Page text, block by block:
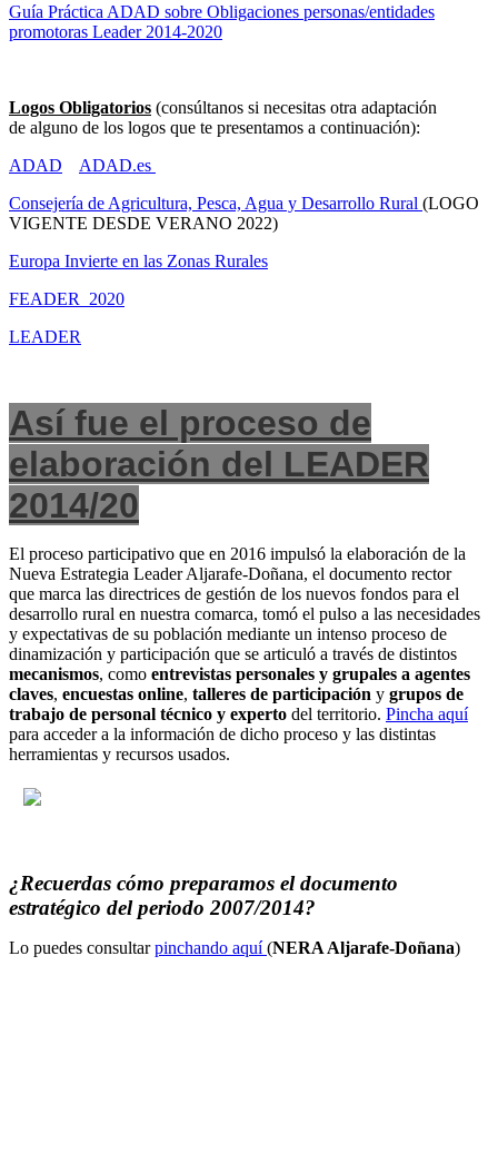
Guía Práctica ADAD sobre Obligaciones personas/entidades
promotoras Leader 2014-2020
Logos Obligatorios (consúltanos si necesitas otra adaptación
de alguno de los logos que te presentamos a continuación):
ADAD
ADAD.es
Consejería de Agricultura, Pesca, Agua y Desarrollo Rural (LOGO
VIGENTE DESDE VERANO 2022)
Europa Invierte en las Zonas Rurales
FEADER_2020
LEADER
Así fue el proceso de
elaboración del LEADER
2014/20
El proceso participativo que en 2016 impulsó la elaboración de la
Nueva Estrategia Leader Aljarafe-Doñana, el documento rector
que marca las directrices de gestión de los nuevos fondos para el
desarrollo rural en nuestra comarca, tomó el pulso a las necesidades
y expectativas de su población mediante un intenso proceso de
dinamización y participación que se articuló a través de distintos
mecanismos, como entrevistas personales y grupales a agentes
claves, encuestas online, talleres de participación y grupos de
trabajo de personal técnico y experto del territorio. Pincha aquí
para acceder a la información de dicho proceso y las distintas
herramientas y recursos usados.
¿Recuerdas cómo preparamos el documento
estratégico del periodo 2007/2014?
Lo puedes consultar pinchando aquí(NERA Aljarafe-Doñana)